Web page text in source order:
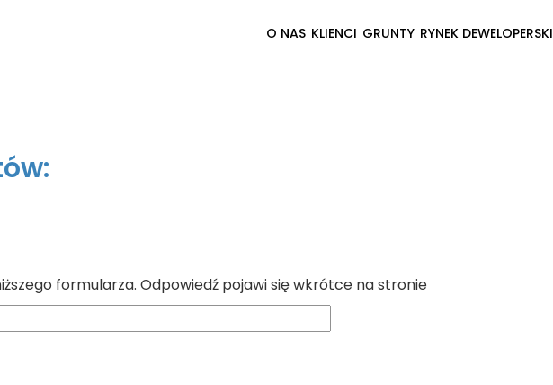
O NAS KLIENCI GRUNTY RYNEK DEWELOPERSKI
formularza. Odpowiedź pojawi się wkrótce na stronie